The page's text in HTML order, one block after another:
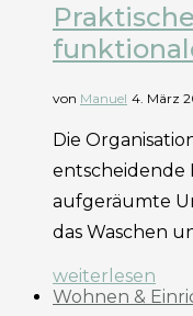
von Manuel 4. März
Die
entscheidende
aufgeräumte
das Waschen
weiterlesen
Wohnen &